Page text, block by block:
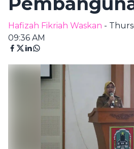
Hafizah Fikriah Waskan -
09:36 AM